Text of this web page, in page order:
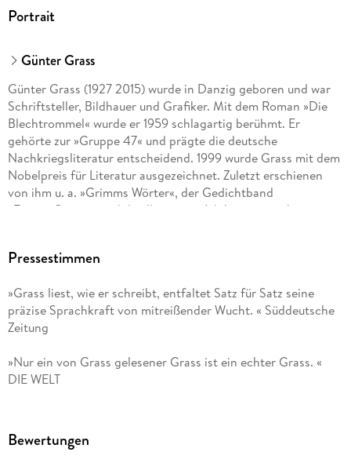
Portrait
Günter Grass
Günter Grass (1927 2015) wurde in Danzig geboren und war
Schriftsteller, Bildhauer und Grafiker. Mit dem Roman »Die
Blechtrommel« wurde er 1959 schlagartig berühmt. Er
gehörte zur »Gruppe 47« und prägte die deutsche
Nachkriegsliteratur entscheidend. 1999 wurde Grass mit dem
Nobelpreis für Literatur ausgezeichnet. Zuletzt erschienen
von ihm u. a. »Grimms Wörter«, der Gedichtband
»Eintagsfliegen« und die illustrierte Jubiläumsausgabe seines
Pressestimmen
»Grass liest, wie er schreibt, entfaltet Satz für Satz seine
präzise Sprachkraft von mitreißender Wucht. « Süddeutsche
Zeitung
»Nur ein von Grass gelesener Grass ist ein echter Grass. «
DIE WELT
Bewertungen